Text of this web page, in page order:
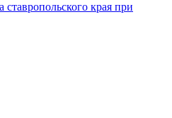
края при